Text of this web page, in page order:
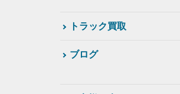
トラック買取
ブログ